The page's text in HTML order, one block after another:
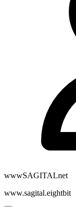
wwwSAGITALnet
www.sagital.eightbit